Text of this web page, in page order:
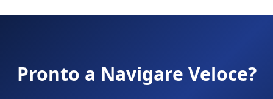
Pronto a Navigare Veloce?